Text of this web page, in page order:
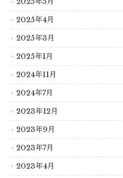
2025年4月
2025年3月
2025年1月
2024年11月
2024年7月
2023年12月
2023年9月
2023年7月
2023年4月